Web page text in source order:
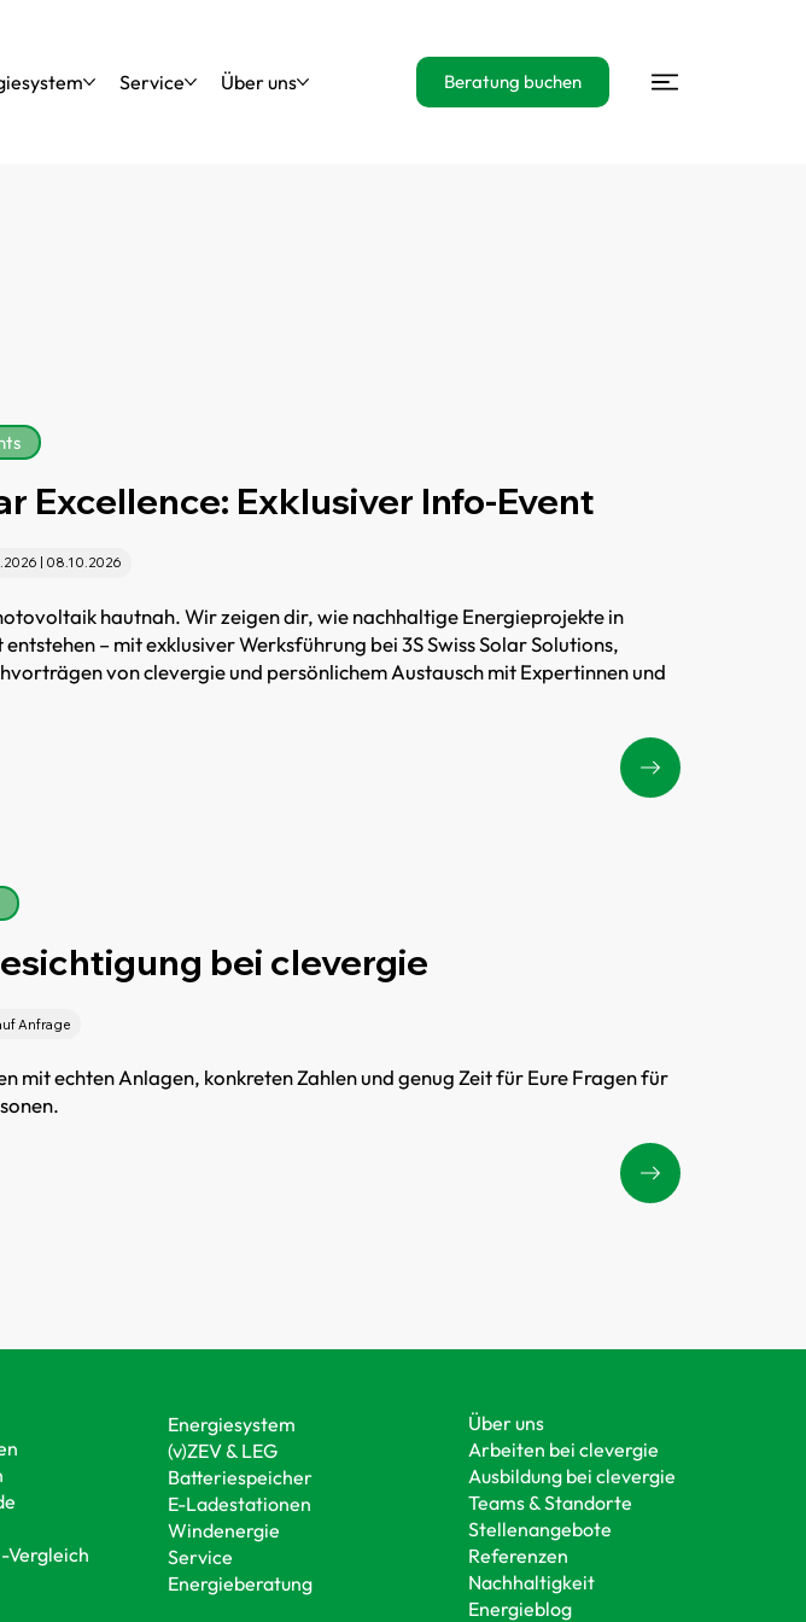
Beratung buchen
Service Über uns
Excellence: Exklusiver Info-Event
| 08.10.2026
hautnah. Wir zeigen dir, wie nachhaltige Energieprojekte in
– mit exklusiver Werksführung bei 3S Swiss Solar Solutions,
von clevergie und persönlichem Austausch mit Expertinnen und
bei clevergie
Anfrage
mit echten Anlagen, konkreten Zahlen und genug Zeit für Eure Fragen für
Energiesystem
(v)ZEV & LEG
Batteriespeicher
E-Ladestationen
Windenergie
Service
Energieberatung
Über uns
Arbeiten bei clevergie
Ausbildung bei clevergie
Teams & Standorte
Stellenangebote
Referenzen
Nachhaltigkeit
Energieblog
Vergleich